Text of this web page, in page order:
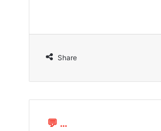
Share
💬 ...